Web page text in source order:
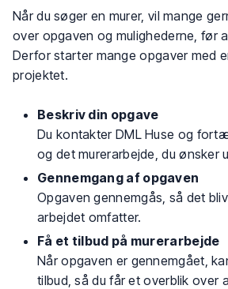
Når du søger en murer, vil mange
over opgaven og mulighederne, før
Derfor starter mange opgaver med
projektet.
Beskriv din opgave
Du kontakter DML Huse og
og det murerarbejde, du ønsker
Gennemgang af opgaven
Opgaven gennemgås, så det
arbejdet omfatter.
Få et tilbud på murerarbejde
Når opgaven er gennemgået,
tilbud, så du får et overblik over